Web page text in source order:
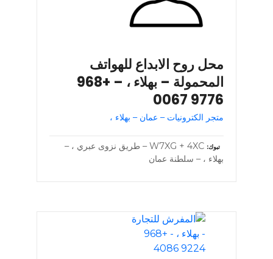
محل روح الابداع للهواتف
المحمولة – بهلاء ، – +968
9776 0067
متجر الكترونيات – عمان – بهلاء ،
تبوك
W7XG + 4XC – طريق نزوى عبري ، –
بهلاء ، – سلطنة عمان